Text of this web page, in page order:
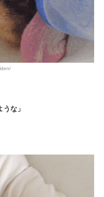
な」
pecocats
ねこ部をフォロー
ロードする